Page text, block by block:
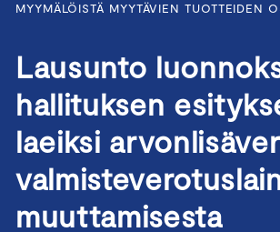
MYYMÄLÖISTÄ MYYTÄVIEN TUOTTEIDEN
Lausunto
hallituksen
laeiksi
muuttamisesta